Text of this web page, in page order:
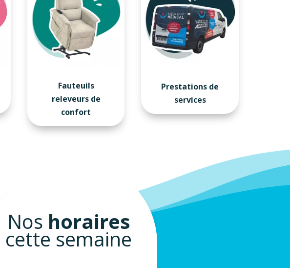
Fauteuils
releveurs de
confort
Prestations de
services
Nos horaires
cette semaine